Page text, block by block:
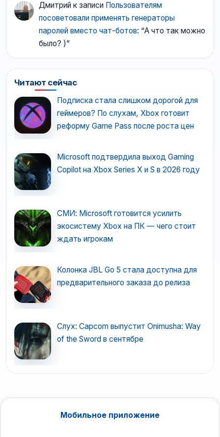
Дмитрий к записи Пользователям
посоветовали применять генераторы
паролей вместо чат-ботов: “А что так можно
было? )”
Читают сейчас
Подписка стала слишком дорогой для
геймеров? По слухам, Xbox готовит
реформу Game Pass после роста цен
Microsoft подтвердила выход Gaming
Copilot на Xbox Series X и S в 2026 году
СМИ: Microsoft готовится усилить
экосистему Xbox на ПК — чего стоит
ждать игрокам
Колонка JBL Go 5 стала доступна для
предварительного заказа до релиза
Слух: Capcom выпустит Onimusha: Way
of the Sword в сентябре
Мобильное приложение